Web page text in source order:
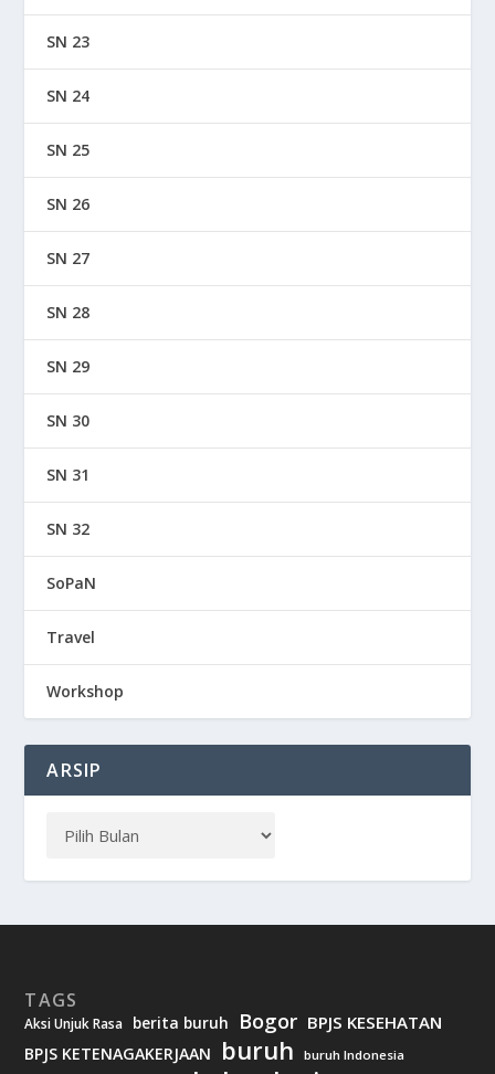
SN 23
SN 24
SN 25
SN 26
SN 27
SN 28
SN 29
SN 30
SN 31
SN 32
SoPaN
Travel
Workshop
ARSIP
TAGS
Aksi Unjuk Rasa berita buruh Bogor BPJS KESEHATAN
BPJS KETENAGAKERJAAN buruh buruh Indonesia